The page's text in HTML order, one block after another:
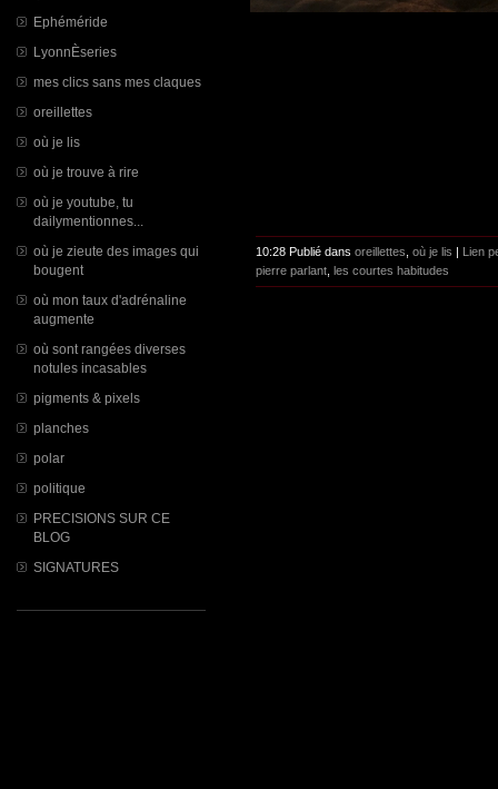
Ephéméride
LyonnÈseries
mes clics sans mes claques
oreillettes
où je lis
où je trouve à rire
où je youtube, tu
dailymentionnes...
où je zieute des images qui
bougent
où mon taux d'adrénaline
augmente
où sont rangées diverses
notules incasables
pigments & pixels
planches
polar
politique
PRECISIONS SUR CE
BLOG
SIGNATURES
10:28 Publié dans oreillettes, où je lis
Lien
pierre parlant, les courtes habitudes